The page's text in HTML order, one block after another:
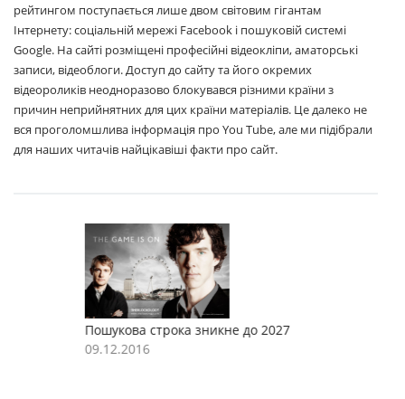
рейтингом поступається лише двом світовим гігантам
Інтернету: соціальній мережі Facebook і пошуковій системі
Google. На сайті розміщені професійні відеокліпи, аматорські
записи, відеоблоги. Доступ до сайту та його окремих
відеороликів неодноразово блокувався різними країни з
причин неприйнятних для цих країни матеріалів. Це далеко не
вся проголомшлива інформація про You Tube, але ми підібрали
для наших читачів найцікавіші факти про сайт.
Пошукова строка зникне до 2027
09.12.2016